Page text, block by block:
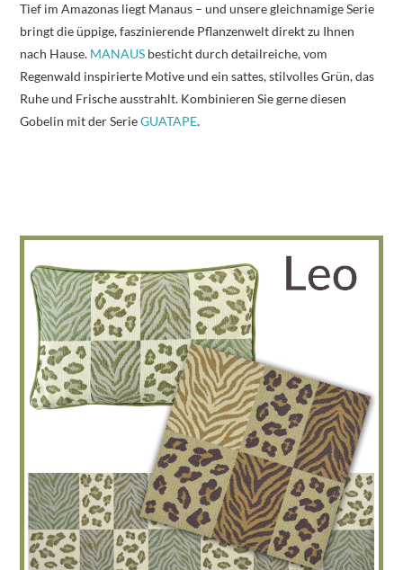
Tief im Amazonas liegt Manaus – und unsere gleichnamige Serie
bringt die üppige, faszinierende Pflanzenwelt direkt zu Ihnen
nach Hause. MANAUS besticht durch detailreiche, vom
Regenwald inspirierte Motive und ein sattes, stilvolles Grün, das
Ruhe und Frische ausstrahlt. Kombinieren Sie gerne diesen
Gobelin mit der SerieGUATAPE.